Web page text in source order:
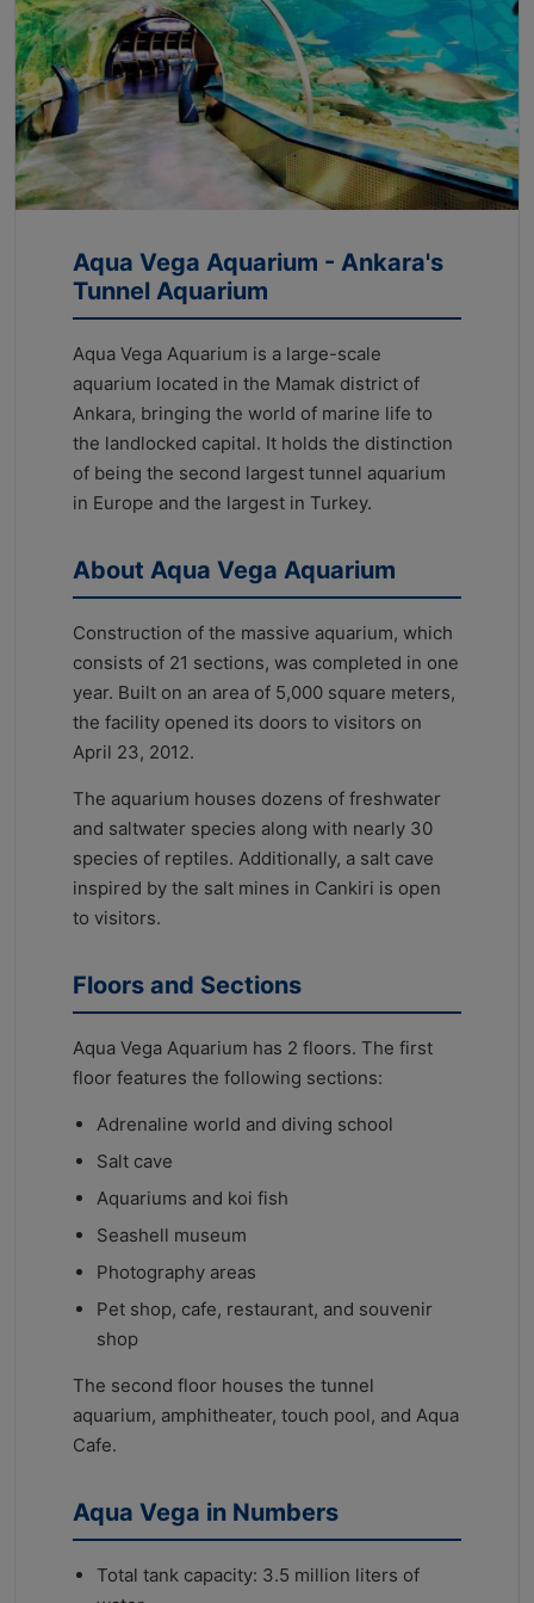
Aqua Vega Aquarium - Ankara's
Tunnel Aquarium
Aqua Vega Aquarium is a large-scale
aquarium located in the Mamak district of
Ankara, bringing the world of marine life to
the landlocked capital. It holds the distinction
of being the second largest tunnel aquarium
in Europe and the largest in Turkey.
About Aqua Vega Aquarium
Construction of the massive aquarium, which
consists of 21 sections, was completed in one
year. Built on an area of 5,000 square meters,
the facility opened its doors to visitors on
April 23, 2012.
The aquarium houses dozens of freshwater
and saltwater species along with nearly 30
species of reptiles. Additionally, a salt cave
inspired by the salt mines in Cankiri is open
to visitors.
Floors and Sections
Aqua Vega Aquarium has 2 floors. The first
floor features the following sections:
Adrenaline world and diving school
Salt cave
Aquariums and koi fish
Seashell museum
Photography areas
Pet shop, cafe, restaurant, and souvenir
shop
The second floor houses the tunnel
aquarium, amphitheater, touch pool, and Aqua
Cafe.
Aqua Vega in Numbers
Total tank capacity: 3.5 million liters of